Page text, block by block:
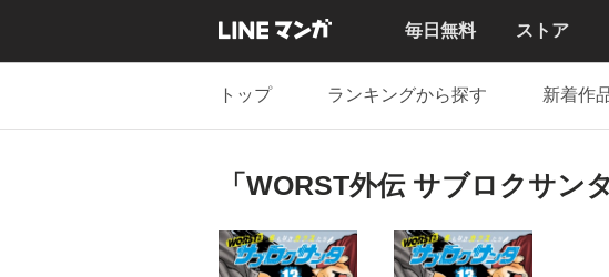
毎日無料 ストア
トップ ランキングから探す 新着作
「WORST外伝 サブロクサ